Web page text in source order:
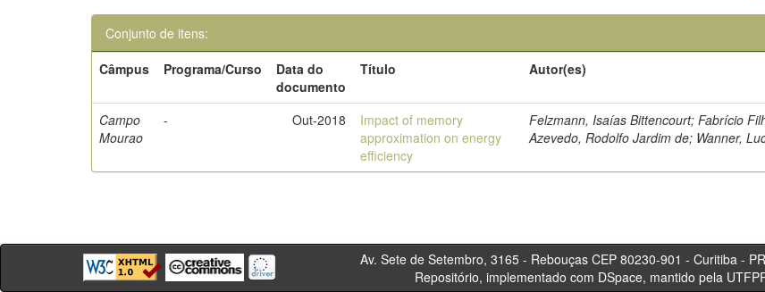
Conjunto de itens:
Câmpus
Programa/Curso
Data do
documento
Título Autor(es)
Campo
Mourao
- Out-2018
Impact of memory
approximation on energy
efficiency
Felzmann, Isaías Bittencourt; Fabrício
Azevedo, Rodolfo Jardim de; Wanner,
Av. Sete de Setembro, 3165 - Rebouças CEP 80230-901 -
Repositório, implementado com DSpace, mantido pela